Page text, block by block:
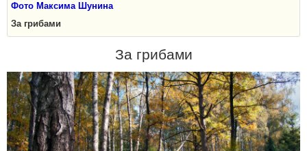
Фото Максима Шунина
За грибами
За грибами